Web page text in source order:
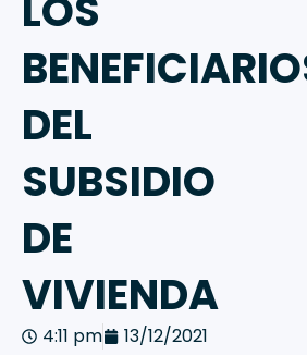
LOS
DEL
SUBSIDIO
DE
VIVIENDA
4:11 pm 13/12/2021